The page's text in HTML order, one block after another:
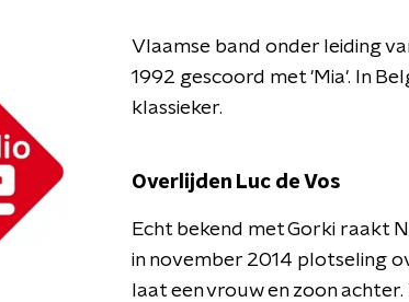
Vlaamse band onder leiding
1992 gescoord met 'Mia'. In
klassieker.
Overlijden Luc de Vos
Echt bekend met Gorki raakt
in november 2014 plotseling
laat een vrouw en zoon